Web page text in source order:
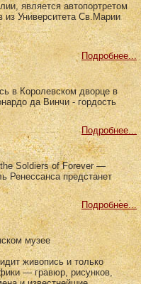
является автопортретом
из Университета Св.Марии
Подробнее...
в Королевском дворце в
да Винчи - гордость
Подробнее...
the Soldiers of Forever —
Ренессанса предстанет
Подробнее...
музее
живопись и только
— гравюр, рисунков,